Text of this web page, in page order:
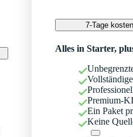
7-Tage
Alles in Starter,
Premium-
Ein Paket
Keine